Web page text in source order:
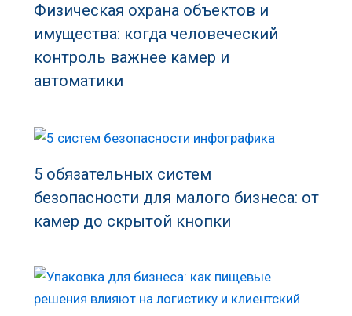
Физическая охрана объектов и
имущества: когда человеческий
контроль важнее камер и
автоматики
5 обязательных систем
безопасности для малого бизнеса: от
камер до скрытой кнопки